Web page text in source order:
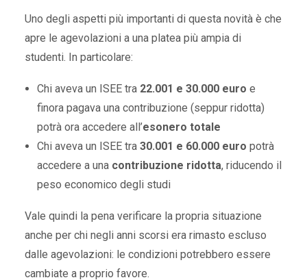
Uno degli aspetti più importanti di questa novità è che
apre le agevolazioni a una platea più ampia di
studenti. In particolare:
Chi aveva un ISEE tra 22.001 e 30.000 euro e
finora pagava una contribuzione (seppur ridotta)
potrà ora accedere all’esonero totale
Chi aveva un ISEE tra 30.001 e 60.000 euro potrà
accedere a una contribuzione ridotta, riducendo il
peso economico degli studi
Vale quindi la pena verificare la propria situazione
anche per chi negli anni scorsi era rimasto escluso
dalle agevolazioni: le condizioni potrebbero essere
cambiate a proprio favore.